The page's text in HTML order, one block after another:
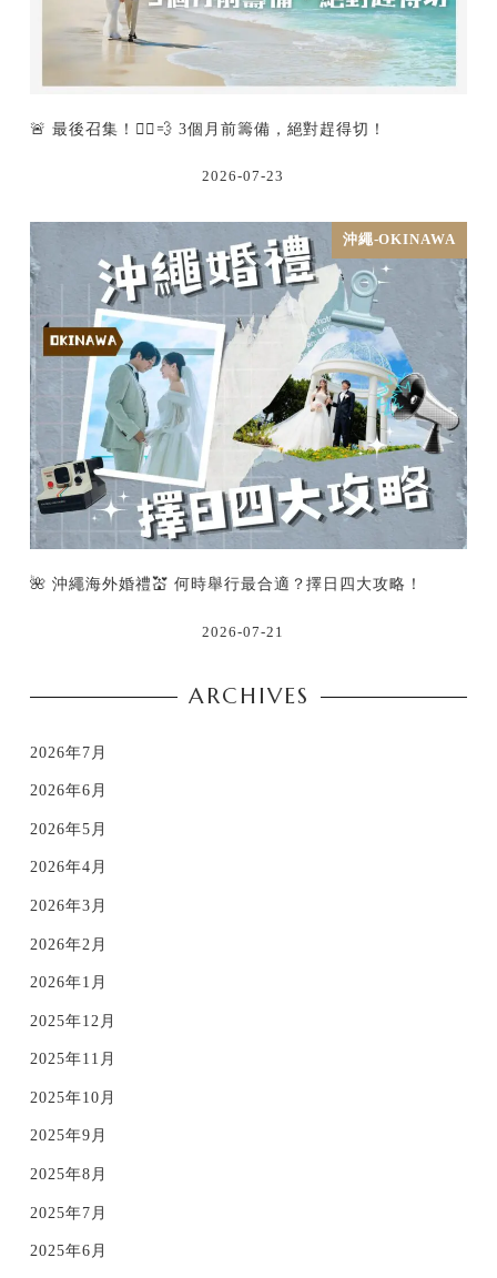
🚨 最後召集！🏃‍♂️💨 3個月前籌備，絕對趕得切！
2026-07-23
沖繩-OKINAWA
🌺 沖繩海外婚禮💒 何時舉行最合適？擇日四大攻略！
2026-07-21
ARCHIVES
2026年7月
2026年6月
2026年5月
2026年4月
2026年3月
2026年2月
2026年1月
2025年12月
2025年11月
2025年10月
2025年9月
2025年8月
2025年7月
2025年6月